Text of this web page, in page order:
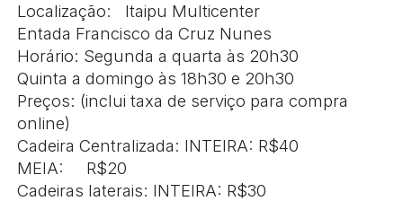
Localização: Itaipu Multicenter
Entada Francisco da Cruz Nunes
Horário: Segunda a quarta às 20h30
Quinta a domingo às 18h30 e 20h30
Preços: (inclui taxa de serviço para compra
online)
Cadeira Centralizada: INTEIRA: R$40
MEIA: R$20
Cadeiras laterais: INTEIRA: R$30